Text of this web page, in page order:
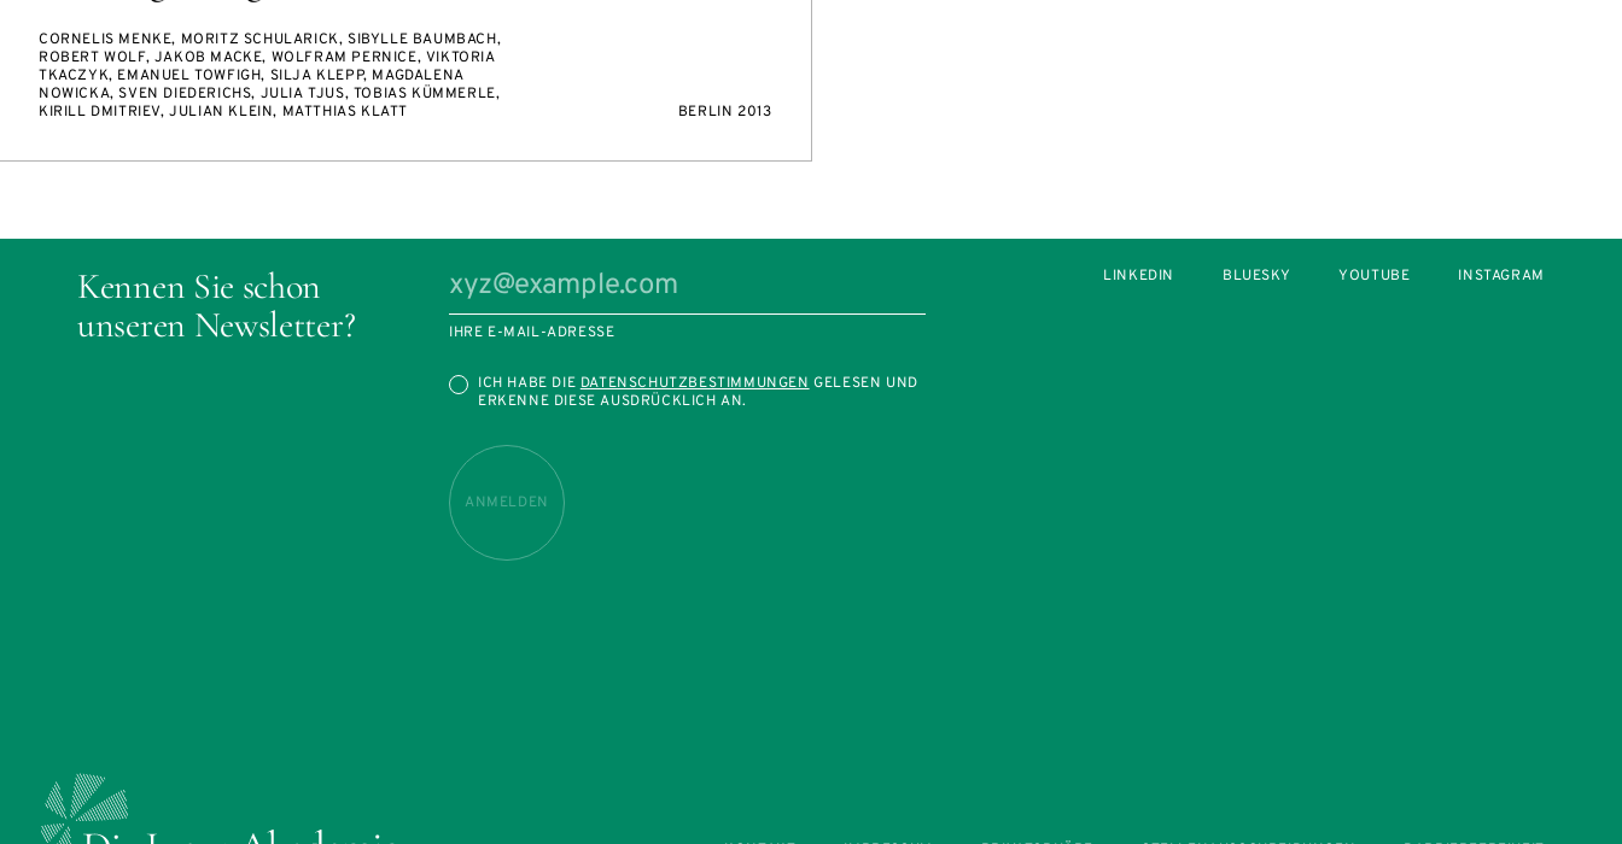
CORNELIS MENKE, MORITZ SCHULARICK, SIBYLLE BAUMBACH,
ROBERT WOLF, JAKOB MACKE, WOLFRAM PERNICE, VIKTORIA
TKACZYK, EMANUEL TOWFIGH, SILJA KLEPP, MAGDALENA
NOWICKA, SVEN DIEDERICHS, JULIA TJUS, TOBIAS KÜMMERLE,
KIRILL DMITRIEV, JULIAN KLEIN, MATTHIAS KLATT
BERLIN 2013
Kennen Sie schon
unseren Newsletter?
IHRE E-MAIL-ADRESSE
ICH HABE DIEDATENSCHUTZBESTIMMUNGENGELESEN UND
ERKENNE DIESE AUSDRÜCKLICH AN.
ANMELDEN
LINKEDIN BLUESKY YOUTUBE INSTAGRAM